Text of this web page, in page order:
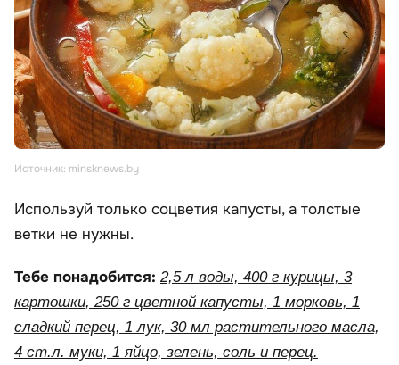
Источник: minsknews.by
Используй только соцветия капусты, а толстые
ветки не нужны.
Тебе понадобится: 2,5 л воды, 400 г курицы, 3
картошки, 250 г цветной капусты, 1 морковь, 1
сладкий перец, 1 лук, 30 мл растительного масла,
4 ст.л. муки, 1 яйцо, зелень, соль и перец.